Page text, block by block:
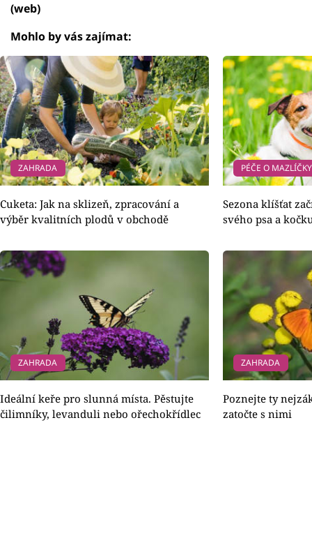
(web)
Mohlo by vás zajímat:
ZAHRADA
Cuketa: Jak na sklizeň, zpracování a
výběr kvalitních plodů v obchodě
PÉČE O MAZLÍČKY
Sezona klíšťat
svého psa a
ZAHRADA
Ideální keře pro slunná místa. Pěstujte
čilimníky, levanduli nebo ořechokřídlec
ZAHRADA
Poznejte ty
zatočte s nimi